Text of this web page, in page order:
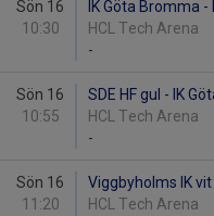
Sön 16
10:30
IK Göta Bromma
HCL Tech Arena
-
Sön 16
10:55
SDE HF gul - IK
HCL Tech Arena
-
Sön 16
11:20
Viggbyholms IK
HCL Tech Arena